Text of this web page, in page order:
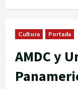
Cultura Portada
AMDC y